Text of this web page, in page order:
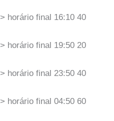
horário final 16:10 40
horário final 19:50 20
horário final 23:50 40
horário final 04:50 60